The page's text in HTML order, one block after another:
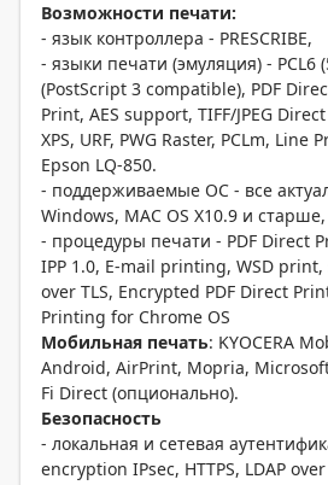
Возможности печати:
- язык контроллера - PRESCRIBE,
- языки печати (эмуляция) - PCL6
(PostScript 3 compatible), PDF
Print, AES support, TIFF/JPEG
XPS, URF, PWG Raster, PCLm,
Epson LQ-850.
- поддерживаемые ОС - все
Windows, MAC OS X10.9 и
- процедуры печати - PDF Direct
IPP 1.0, E-mail printing, WSD
over TLS, Encrypted PDF Direct
Printing for Chrome OS
Мобильная печать: KYOCERA
Android, AirPrint, Mopria,
Fi Direct (опционально).
Безопасность
- локальная и сетевая
encryption IPsec, HTTPS, LDAP